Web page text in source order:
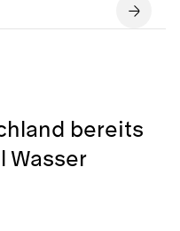
bereits
Wasser